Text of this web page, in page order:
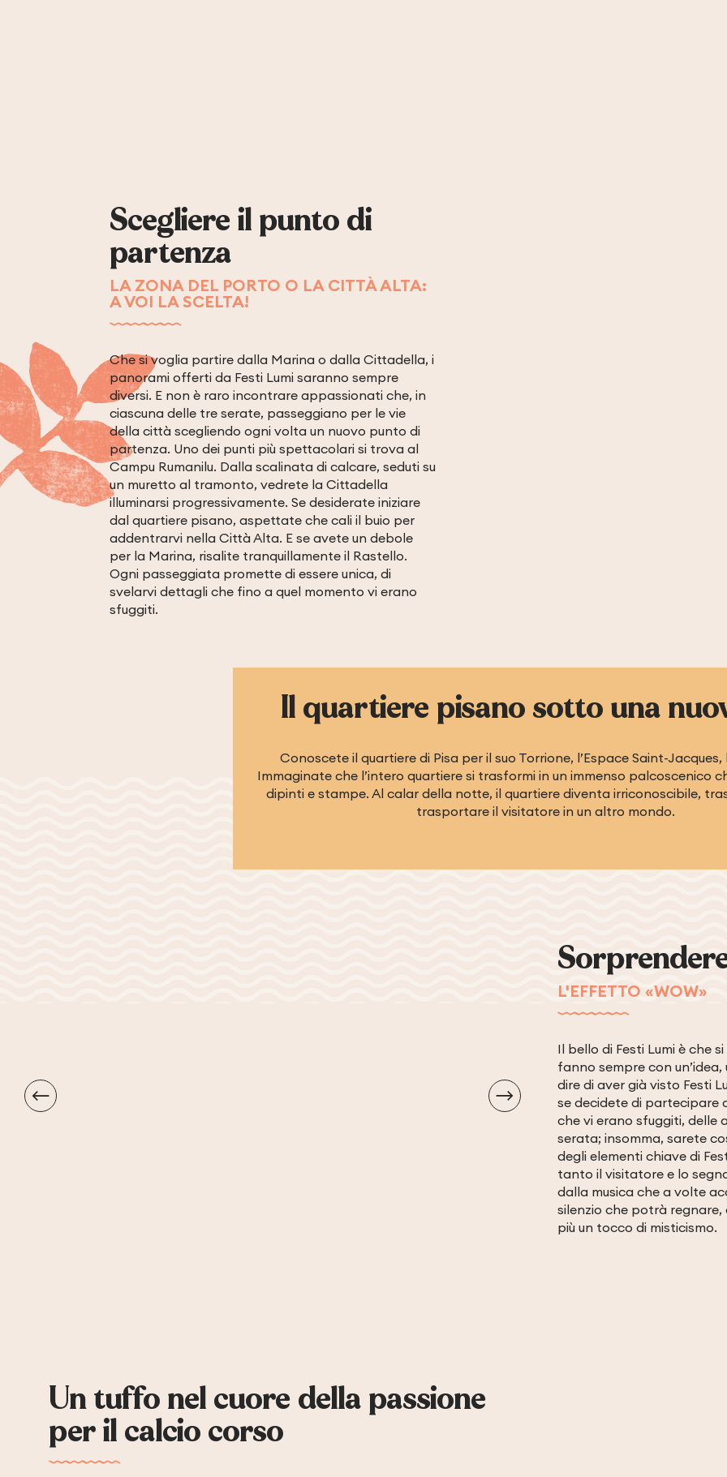
Scegliere il punto di
partenza
LA ZONA DEL PORTO O LA CITTÀ ALTA:
A VOI LA SCELTA!
Che si voglia partire dalla Marina o dalla Cittadella, i
panorami offerti da Festi Lumi saranno sempre
diversi. E non è raro incontrare appassionati che, in
ciascuna delle tre serate, passeggiano per le vie
della città scegliendo ogni volta un nuovo punto di
partenza. Uno dei punti più spettacolari si trova al
Campu Rumanilu. Dalla scalinata di calcare, seduti su
un muretto al tramonto, vedrete la Cittadella
illuminarsi progressivamente. Se desiderate iniziare
dal quartiere pisano, aspettate che cali il buio per
addentrarvi nella Città Alta. E se avete un debole
per la Marina, risalite tranquillamente il Rastello.
Ogni passeggiata promette di essere unica, di
svelarvi dettagli che fino a quel momento vi erano
sfuggiti.
Il quartiere pisano sotto una
Conoscete il quartiere di Pisa per il suo Torrione, l’Espace Saint-Jacques,
Immaginate che l’intero quartiere si trasformi in un immenso palcoscenico
dipinti e stampe. Al calar della notte, il quartiere diventa irriconoscibile,
trasportare il visitatore in un altro mondo.
L'EFFETTO «WOW»
Il bello di Festi Lumi è che
fanno sempre con
dire di aver già visto Festi
se decidete di partecipare
che vi erano sfuggiti, delle
serata; insomma, sarete
degli elementi chiave di
tanto il visitatore e lo
dalla musica che a volte
silenzio che potrà regnare,
più un tocco di misticismo.
Un tuffo nel cuore della passione
per il calcio corso